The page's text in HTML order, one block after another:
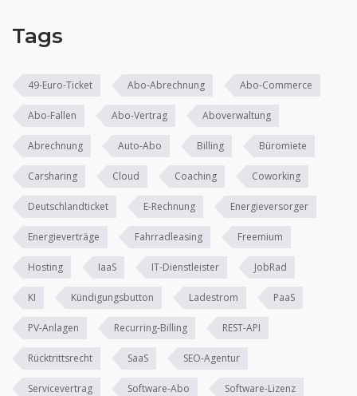
Tags
49-Euro-Ticket Abo-Abrechnung Abo-Commerce
Abo-Fallen Abo-Vertrag Aboverwaltung
Abrechnung Auto-Abo Billing Büromiete
Carsharing Cloud Coaching Coworking
Deutschlandticket E-Rechnung Energieversorger
Energieverträge Fahrradleasing Freemium
Hosting IaaS IT-Dienstleister JobRad
KI Kündigungsbutton Ladestrom PaaS
PV-Anlagen Recurring-Billing REST-API
Rücktrittsrecht SaaS SEO-Agentur
Servicevertrag Software-Abo Software-Lizenz